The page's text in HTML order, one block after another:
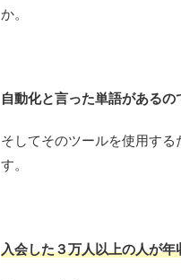
か。
自動化と言った単語があるの
そしてそのツールを使用す
す。
入会した３万人以上の人が